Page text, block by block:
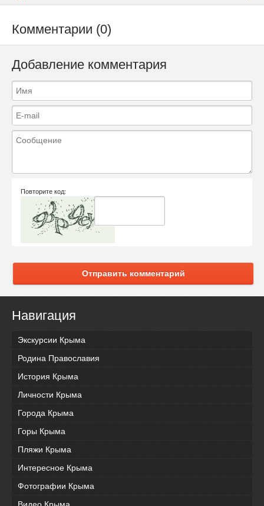
Комментарии (0)
Добавление комментария
Повторите код:
Отправить комментарий
Навигация
Экскурсии Крыма
Родина Православия
История Крыма
Личности Крыма
Города Крыма
Горы Крыма
Пляжи Крыма
Интересное Крыма
Фотографии Крыма
Видео Крыма